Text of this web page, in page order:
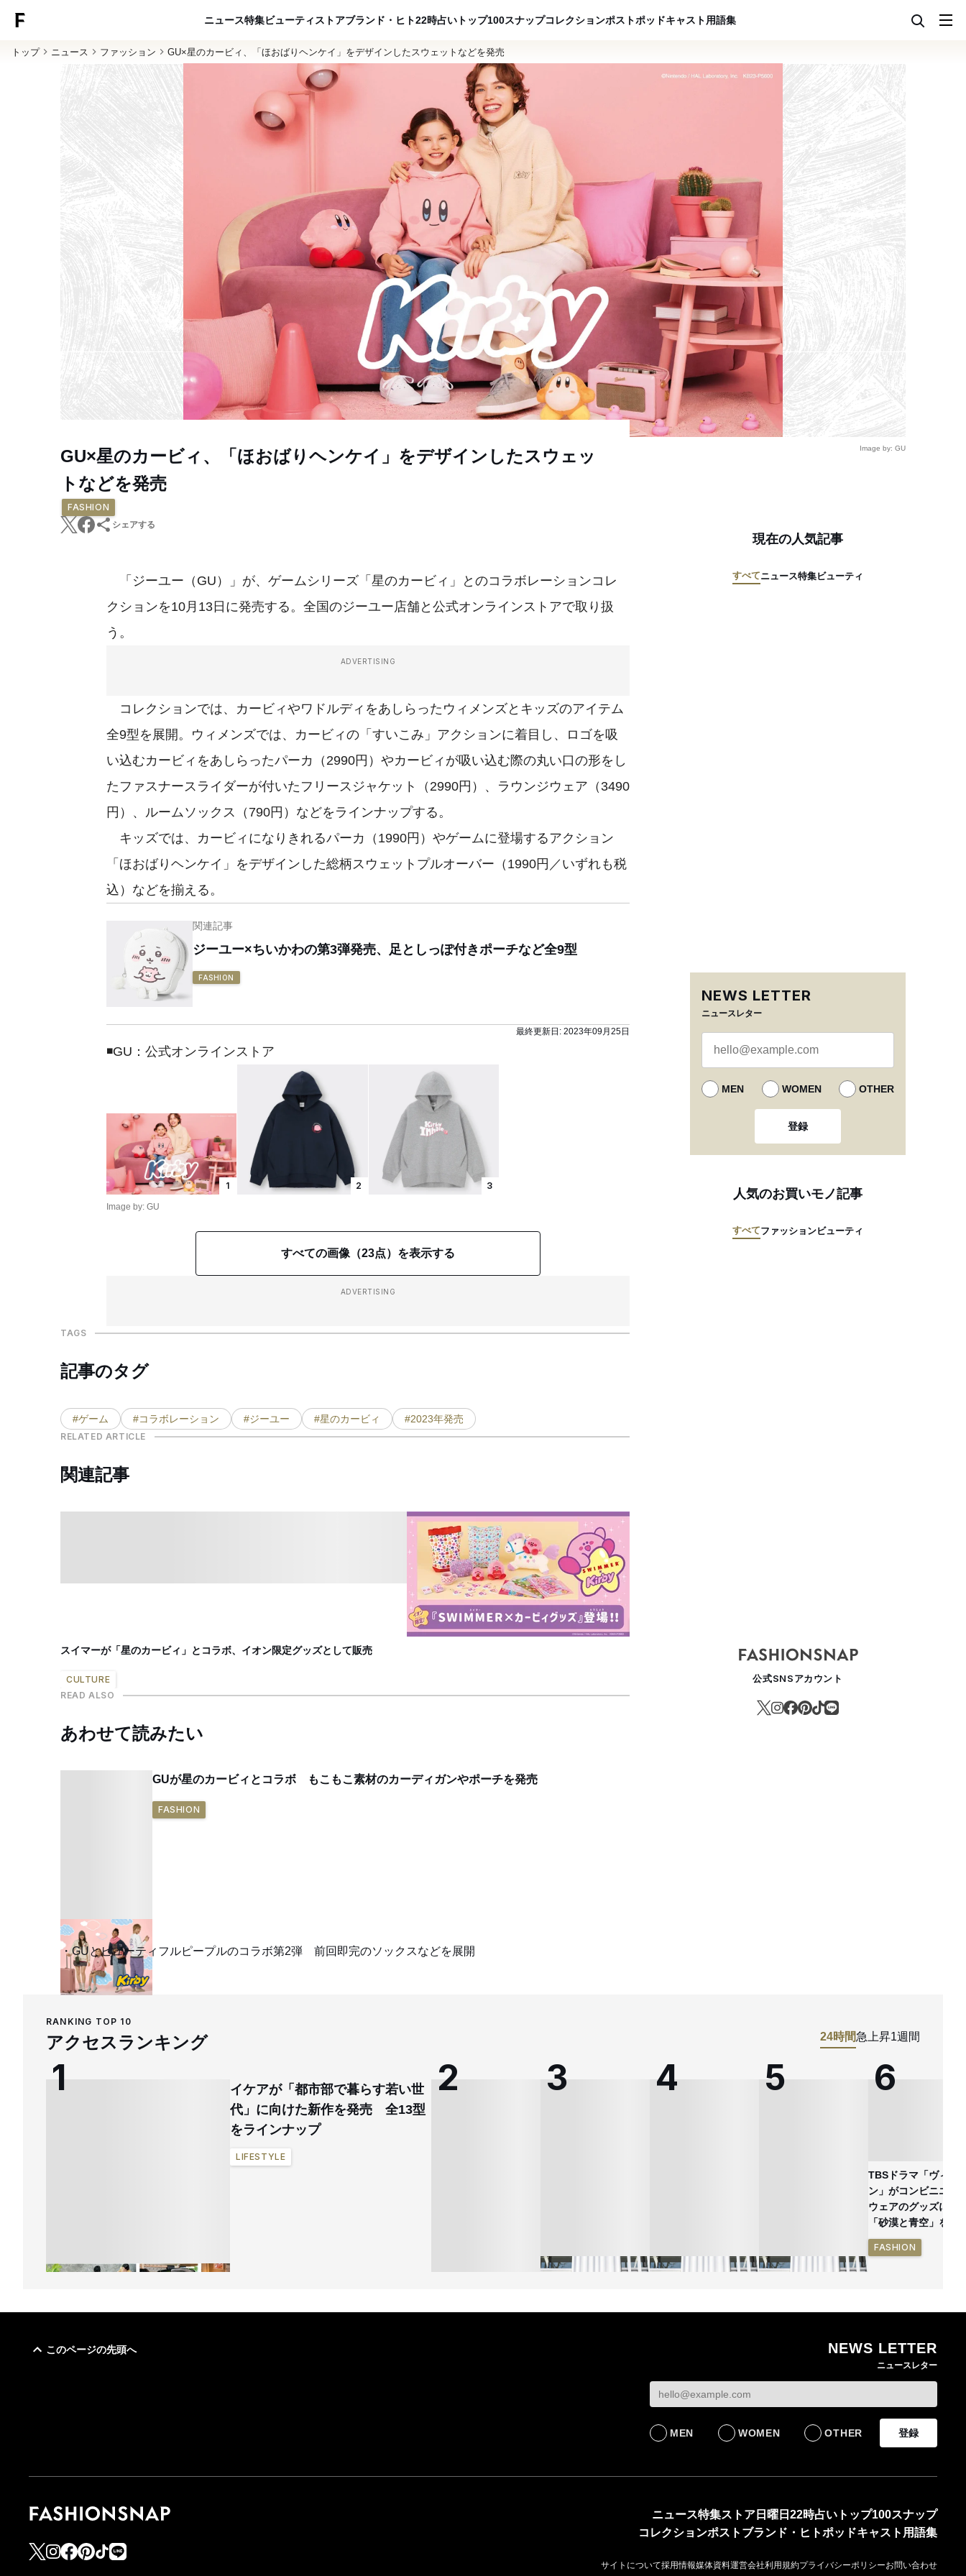
ニュース特集ビューティ ストアブランド・ヒト22時占い トップ100スナップコレクションポストポッドキャスト用語集
トップ ニュース ファッション GU×星のカービィ、「ほおばりヘンケイ」をデザインしたスウェットなどを発売
Image by: GU
GU×星のカービィ、「ほおばりヘンケイ」をデザインしたスウェッ
トなどを発売
FASHION
シェアする
「ジーユー（GU）」が、ゲームシリーズ「星のカービィ」とのコラボレーションコレ
クションを10月13日に発売する。全国のジーユー店舗と公式オンラインストアで取り扱
う。
ADVERTISING
コレクションでは、カービィやワドルディをあしらったウィメンズとキッズのアイテム
全9型を展開。ウィメンズでは、カービィの「すいこみ」アクションに着目し、ロゴを吸
い込むカービィをあしらったパーカ（2990円）やカービィが吸い込む際の丸い口の形をし
たファスナースライダーが付いたフリースジャケット（2990円）、ラウンジウェア（3490
円）、ルームソックス（790円）などをラインナップする。
キッズでは、カービィになりきれるパーカ（1990円）やゲームに登場するアクション
「ほおばりヘンケイ」をデザインした総柄スウェットプルオーバー（1990円／いずれも税
込）などを揃える。
関連記事
ジーユー×ちいかわの第3弾発売、足としっぽ付きポーチなど全9型
FASHION
最終更新日: 2023年09月25日
◾️GU：公式オンラインストア
1
Image by: GU
2 3
すべての画像（23点）を表示する
ADVERTISING
TAGS
記事のタグ
#ゲーム #コラボレーション #ジーユー #星のカービィ #2023年発売
RELATED ARTICLE
関連記事
スイマーが「星のカービィ」とコラボ、イオン限定グッズとして販売
CULTURE
READ ALSO
あわせて読みたい
GUが星のカービィとコラボ もこもこ素材のカーディガンやポーチを発売
FASHION
GUとビューティフルピープルのコラボ第2弾 前回即完のソックスなどを展開
現在の人気記事
すべてニュース特集ビューティ
NEWS LETTER
ニュースレター
MEN WOMEN OTHER
登録
人気のお買いモノ記事
すべてファッションビューティ
公式SNSアカウント
RANKING TOP 10
アクセスランキング 24時間急上昇1週間
イケアが「都市部で暮らす若い世
代」に向けた新作を発売 全13型
をラインナップ
LIFESTYLE
HD 被災経緯を書面で
発表
BUSINESS
オンワードHDが緊急時
に貴重品の常時携行を
BUSINESS
TBSドラマ「ヴィヴ
ン」がコンビニエン
ウェアのグッズに
「砂漠と青空」を表
FASHION
このページの先頭へ NEWS LETTER
ニュースレター
MEN WOMEN OTHER 登録
ニュース特集ストア 日曜日22時占い トップ100スナップ
コレクションポスト ブランド・ヒトポッドキャスト 用語集
サイトについて採用情報媒体資料運営会社利用規約プライバシーポリシーお問い合わせ